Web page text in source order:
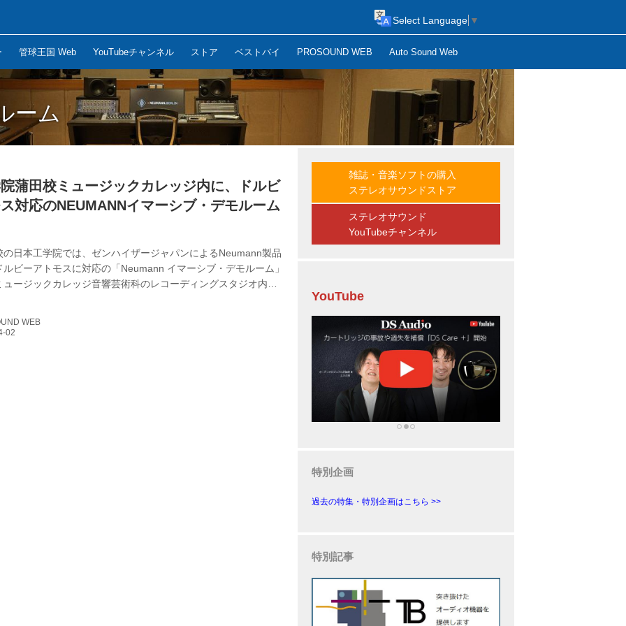
管球王国 Web YouTubeチャンネル ストア ベストバイ PROSOUND WEB Auto Sound Web
Select Language ▼
ーム
蒲田校ミュージックカレッジ内に、ドルビ
対応のNEUMANNイマーシブ・デモルーム
の⽇本⼯学院では、ゼンハイザージャパンによるNeumann製品
ルビーアトモスに対応の「Neumann イマーシブ・デモルーム」
ュージックカレッジ⾳響芸術科のレコーディングスタジオ内に
同社によるユーザーを対象とした視聴体験やセミナーイベント
始される予定だ。また本校では、学⽣たちが同分野の最新技
WEB
雑誌・音楽ソフトの購入
ステレオサウンドストア
ステレオサウンド
YouTubeチャンネル
YouTube
特別企画
過去の特集・特別企画はこちら >>
特別記事